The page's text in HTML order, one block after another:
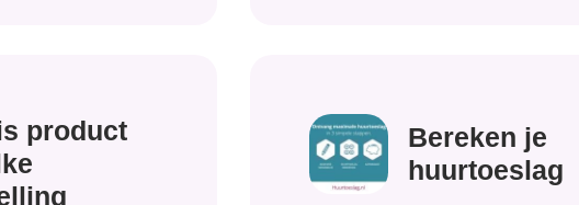
product
Bereken je
huurtoeslag